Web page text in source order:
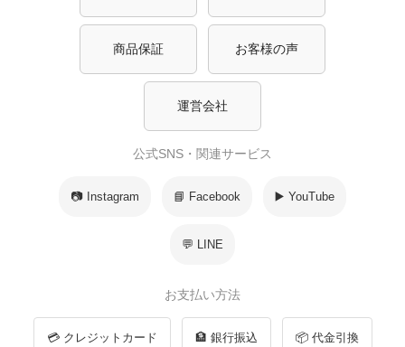
商品保証 お客様の声
運営会社
公式SNS・関連サービス
📷 Instagram 📘 Facebook ▶️ YouTube
💬 LINE
お支払い方法
💳 クレジットカード 🏦 銀行振込 📦 代金引換